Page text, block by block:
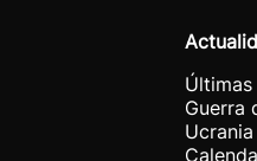
Guerra
Ucrania